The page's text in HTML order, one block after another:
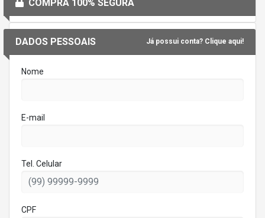
DADOS PESSOAIS Já possui conta? Clique aqui!
Nome
E-mail
Tel. Celular
CPF
COMPRA 100% SEGURA